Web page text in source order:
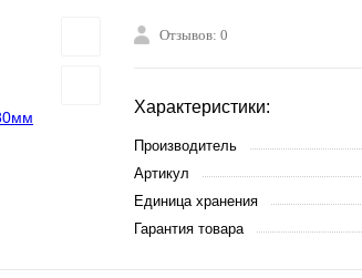
Отзывов: 0
Характеристики:
Производитель
Артикул
Единица хранения
Гарантия товара